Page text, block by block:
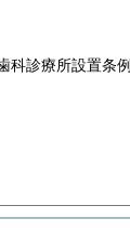
科診療所設置条例